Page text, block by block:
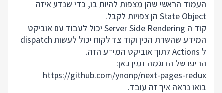
העמוד הראשי שהן מצפות להיות בו, כדי שנדע איזה
State Object הן צפויות לקבל.
קוד ה Server Side Rendering יכול לעבוד עם אוביקט
המידע שהשרת הכין וקוד צד לקוח יכול לעשות dispatch
ל Actions לתוך אוביקט המידע הזה.
הריפו של הדוגמה זמין כאן:
https://github.com/ynonp/next-pages-redux
בואו נראה איך זה עובד.